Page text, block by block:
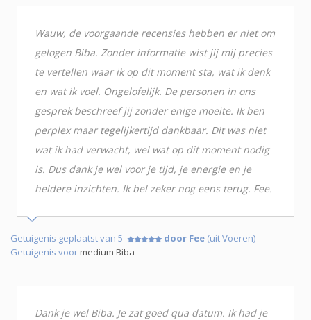
Wauw, de voorgaande recensies hebben er niet om
gelogen Biba. Zonder informatie wist jij mij precies
te vertellen waar ik op dit moment sta, wat ik denk
en wat ik voel. Ongelofelijk. De personen in ons
gesprek beschreef jij zonder enige moeite. Ik ben
perplex maar tegelijkertijd dankbaar. Dit was niet
wat ik had verwacht, wel wat op dit moment nodig
is. Dus dank je wel voor je tijd, je energie en je
heldere inzichten. Ik bel zeker nog eens terug. Fee.
Getuigenis geplaatst van 5 door Fee (uit Voeren)
Getuigenis voormedium Biba
Dank je wel Biba. Je zat goed qua datum. Ik had je